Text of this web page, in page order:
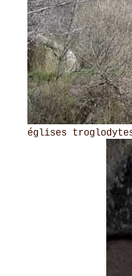
églises